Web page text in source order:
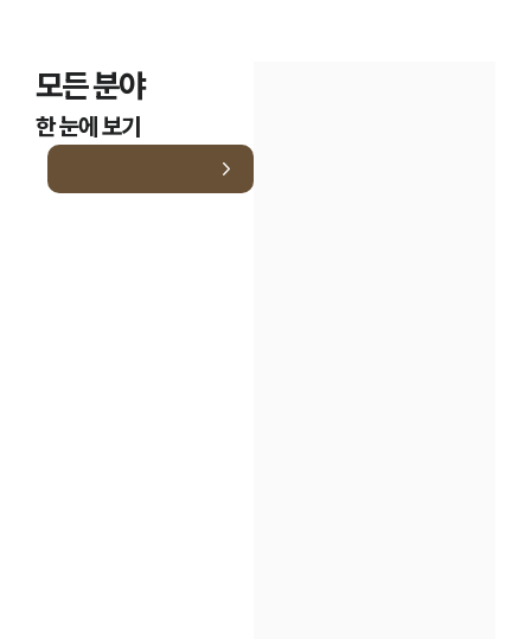
모든 분야
한 눈에 보기